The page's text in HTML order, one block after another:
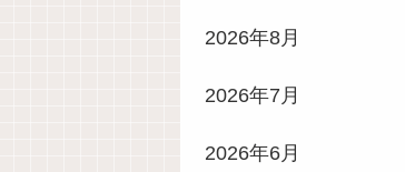
2026年8月
2026年7月
2026年6月